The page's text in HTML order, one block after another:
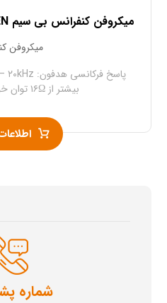
میکروفن کنفرانس بی سیم TAIDEN سری HCS-۵۳۹۳
میکروفن
بیشتر از ۱۶Ω توان خروجی هدفون...
شماره